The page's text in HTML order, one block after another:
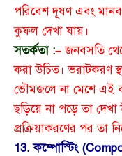
পরিবেশ দূষণ এবং মানব
কুফল দেখা যায়।
সতর্কতা :–জনবসতি
করা উচিত। ভরাটকরণ
ভৌমজলে না মেশে এই
ছড়িয়ে না পড়ে তা
প্রক্রিয়াকরণের পর তা
13. কম্পোস্টিং